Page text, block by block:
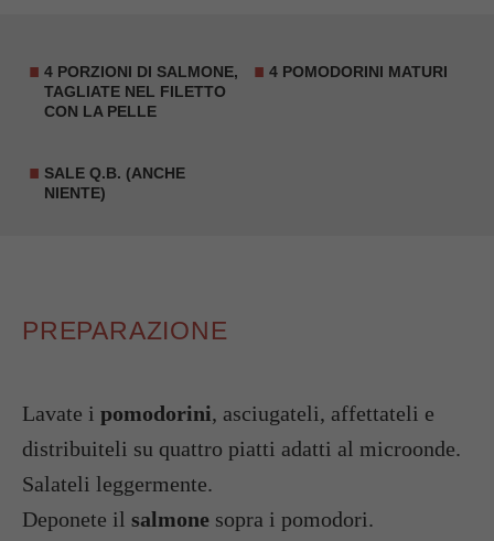
4 PORZIONI DI SALMONE,
TAGLIATE NEL FILETTO
CON LA PELLE
4 POMODORINI MATURI
SALE Q.B. (ANCHE
NIENTE)
PREPARAZIONE
Lavate i pomodorini, asciugateli, affettateli e
distribuiteli su quattro piatti adatti al microonde.
Salateli leggermente.
Deponete il salmone sopra i pomodori.